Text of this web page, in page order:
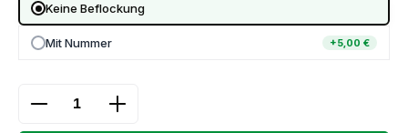
Keine Beflockung
Mit Nummer +5,00 €
Produkt Anzahl: Gib den gewünschten Wert ein